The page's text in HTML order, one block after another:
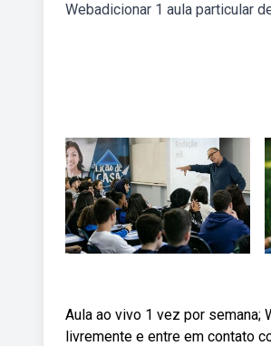
Webadicionar 1 aula particular
Aula ao vivo 1 vez por
livremente e entre em contato